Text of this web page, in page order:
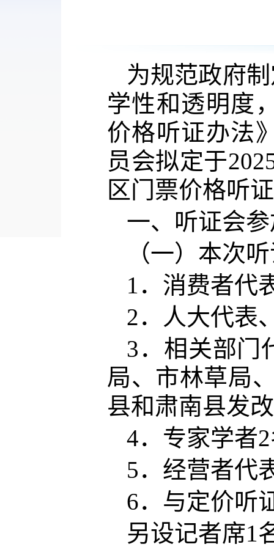
为规范政府
学性和透明度
价格听证办法
员会拟定于
区门票价格听
一、 听证会
（一） 本次
1． 消费者代
2．人大代表
3．相关部门
局、市林草局
县和肃南县发
4． 专家学者2
5． 经营者代
6． 与定价听
另设记者席1